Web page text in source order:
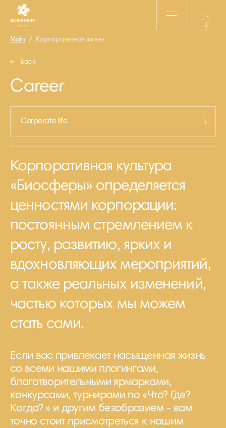
Main / Корпоративная жизнь
Back
Career
Corporate life
Корпоративная культура
«Биосферы» определяется
ценностями корпорации:
постоянным стремлением к
росту, развитию, ярких и
вдохновляющих мероприятий,
а также реальных изменений,
частью которых мы можем
стать сами.
Если вас привлекает насыщенная жизнь
со всеми нашими плогингами,
благотворительными ярмарками,
конкурсами, турнирами по «Что? Где?
Когда? » и другим безобразием - вам
точно стоит присмотреться к нашим